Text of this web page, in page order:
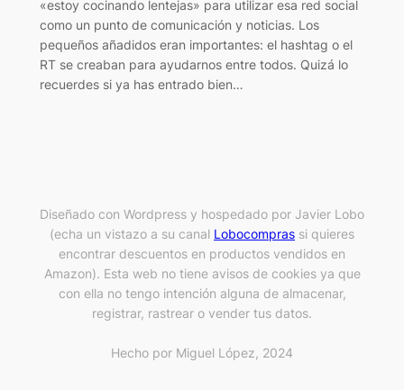
«estoy cocinando lentejas» para utilizar esa red social
como un punto de comunicación y noticias. Los
pequeños añadidos eran importantes: el hashtag o el
RT se creaban para ayudarnos entre todos. Quizá lo
recuerdes si ya has entrado bien…
Diseñado con Wordpress y hospedado por Javier Lobo
(echa un vistazo a su canal Lobocompras si quieres
encontrar descuentos en productos vendidos en
Amazon). Esta web no tiene avisos de cookies ya que
con ella no tengo intención alguna de almacenar,
registrar, rastrear o vender tus datos.
Hecho por Miguel López, 2024